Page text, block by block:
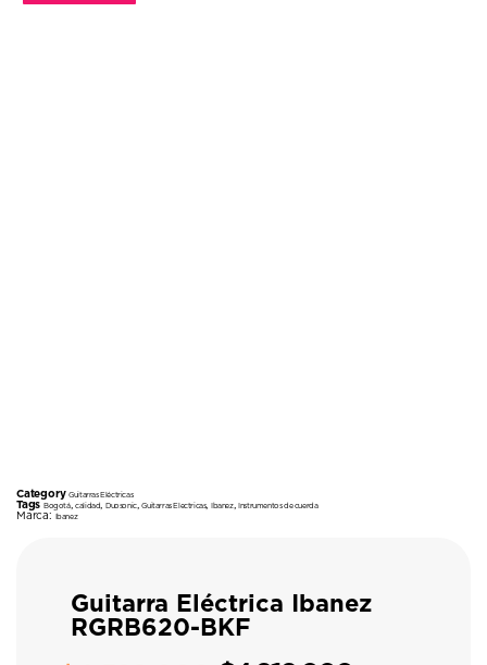
Category Guitarras Eléctricas
Tags Bogotá,calidad ,Duosonic,Guitarras Electricas,Ibanez,Instrumentos de cuerda
Marca: Ibanez
Guitarra Eléctrica Ibanez
RGRB620-BKF